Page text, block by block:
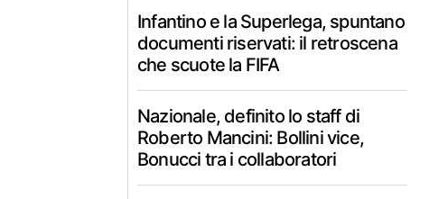
Infantino e la Superlega, spuntano
documenti riservati: il retroscena
che scuote la FIFA
Nazionale, definito lo staff di
Roberto Mancini: Bollini vice,
Bonucci tra i collaboratori